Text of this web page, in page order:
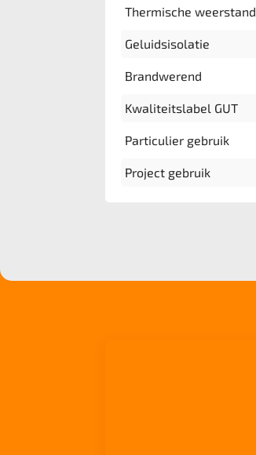
Thermische weerstand
Geluidsisolatie
Brandwerend
Kwaliteitslabel GUT
Particulier gebruik
Project gebruik